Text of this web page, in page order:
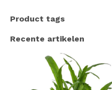
Product tags
Recente artikelen